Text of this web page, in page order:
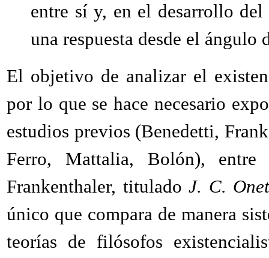
entre sí y, en el desarrollo
una respuesta desde el
El objetivo de analizar el
por lo que se hace necesario
estudios previos (Benedetti,
Ferro, Mattalia, Bolón),
Frankenthaler, titulado J. C.
único que compara de manera
teorías de filósofos